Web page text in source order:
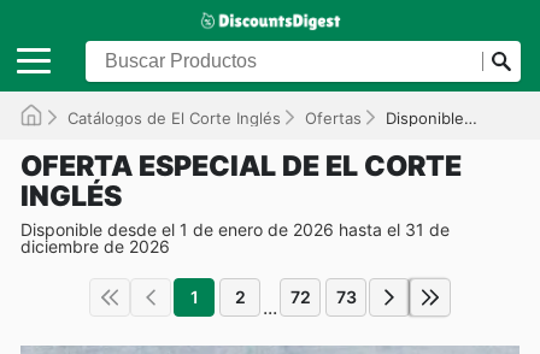
Catálogos de El Corte Inglés Ofertas Disponible hasta el 31/12/2026
OFERTA ESPECIAL DE EL CORTE
INGLÉS
Disponible desde el 1 de enero de 2026 hasta el 31 de
diciembre de 2026
1 2 ... 72 73